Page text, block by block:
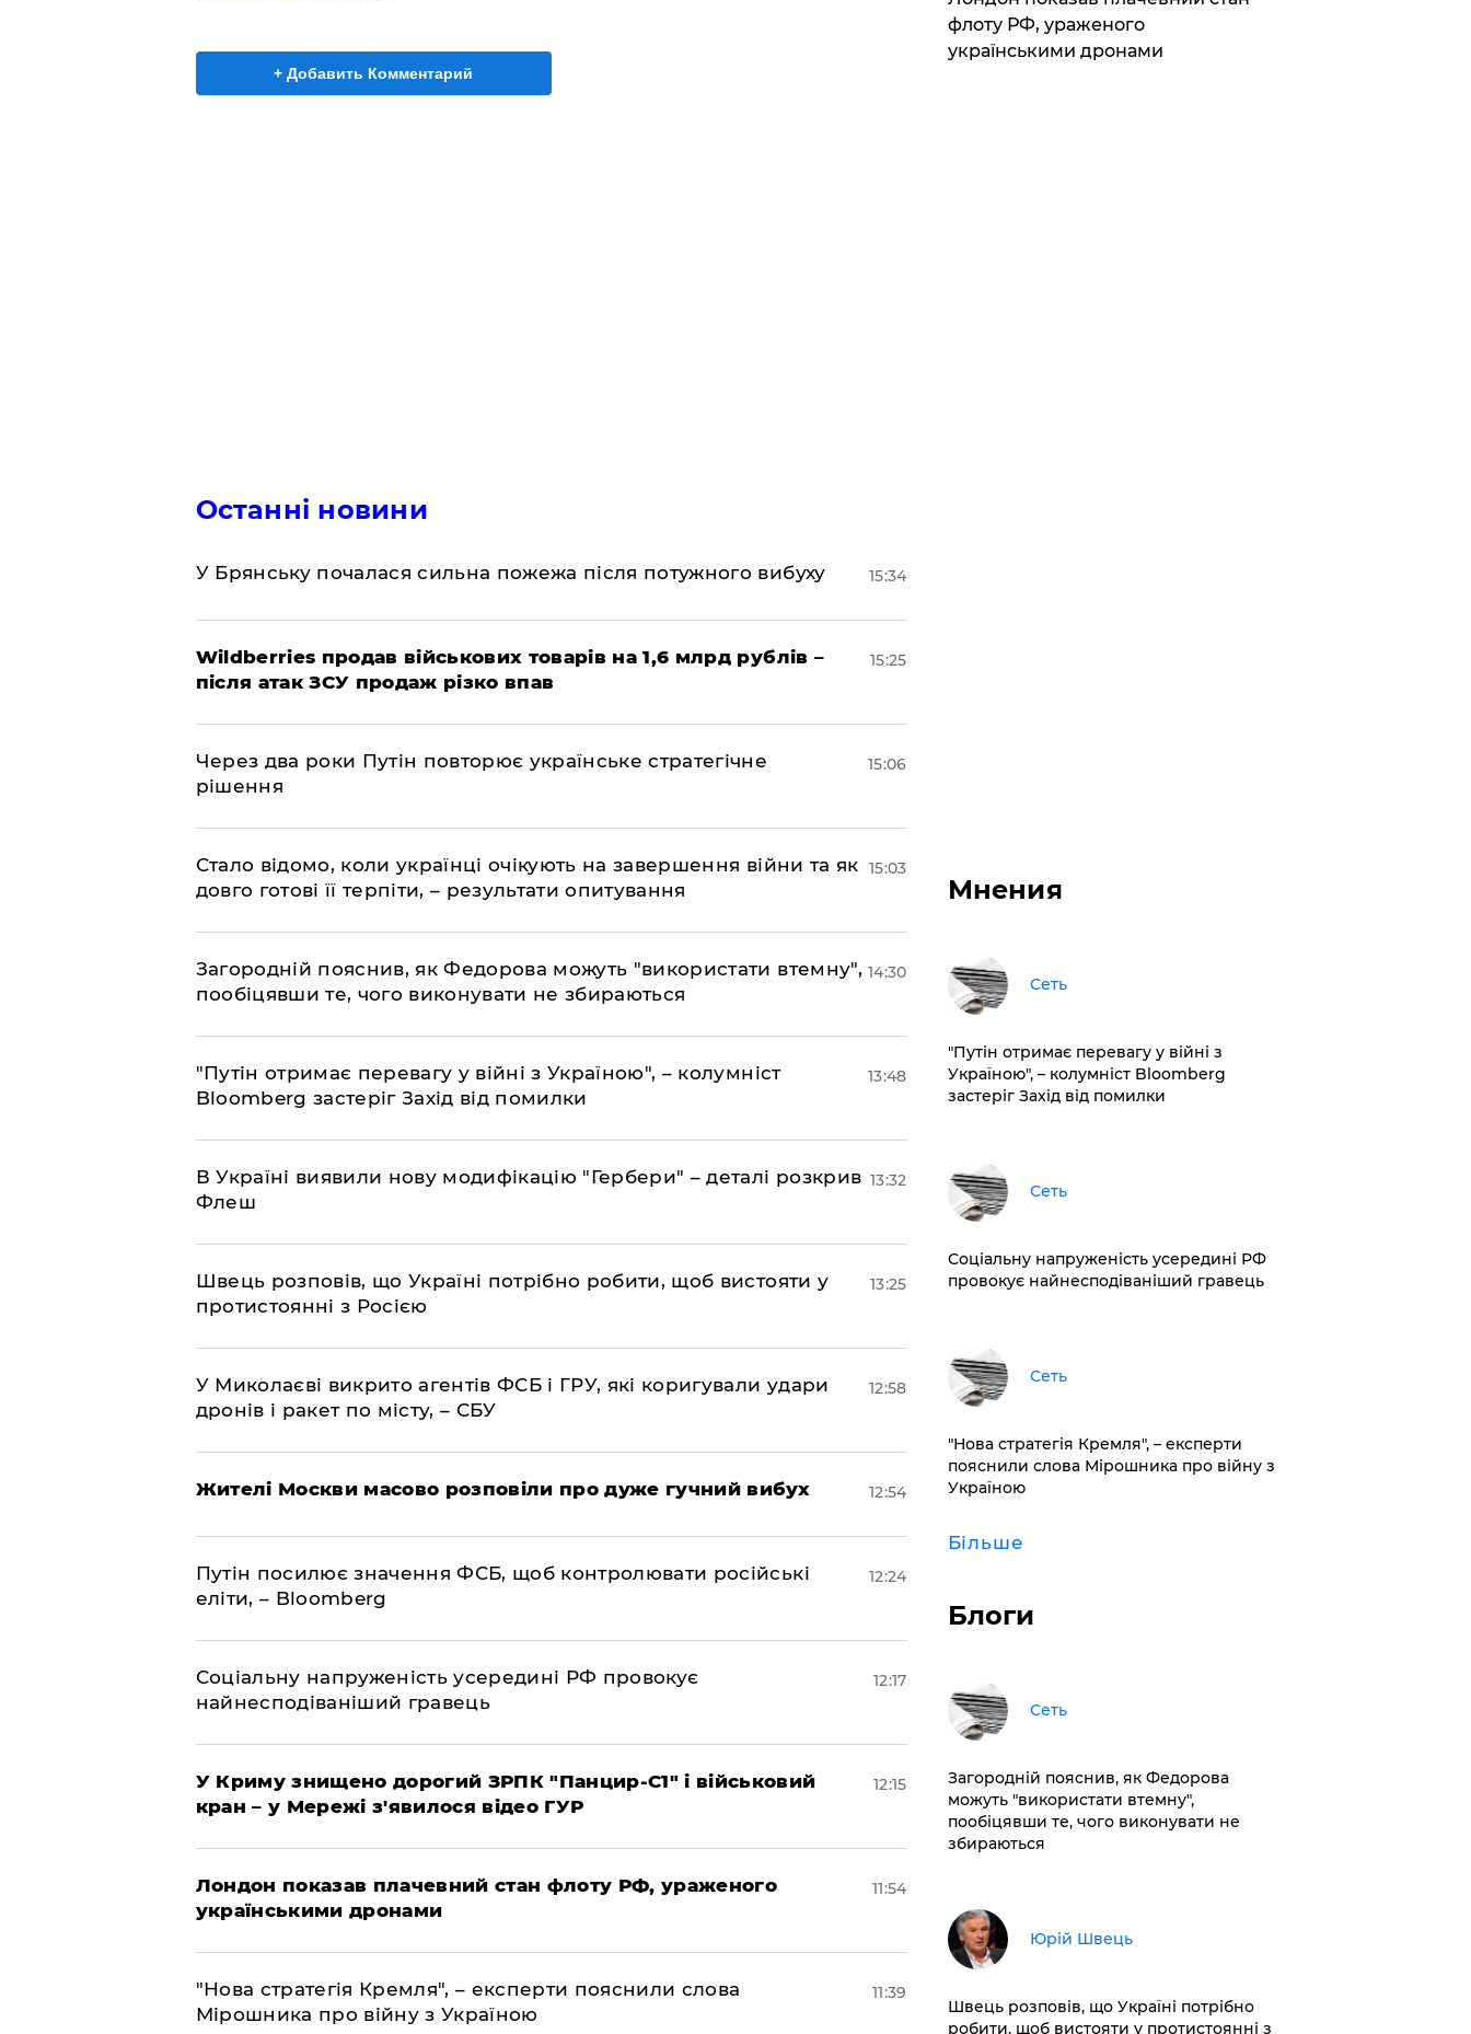
+ Добавить Комментарий
Останні новини
У Брянську почалася сильна пожежа після потужного вибуху 15:34
Wildberries продав військових товарів на 1,6 млрд рублів –
після атак ЗСУ продаж різко впав
15:25
Через два роки Путін повторює українське стратегічне
рішення
15:06
Стало відомо, коли українці очікують на завершення війни та як
довго готові її терпіти, – результати опитування
15:03
Загородній пояснив, як Федорова можуть "використати втемну",
пообіцявши те, чого виконувати не збираються
14:30
"Путін отримає перевагу у війні з Україною", – колумніст
Bloomberg застеріг Захід від помилки
13:48
В Україні виявили нову модифікацію "Гербери" – деталі розкрив
Флеш
13:32
Швець розповів, що Україні потрібно робити, щоб вистояти у
протистоянні з Росією
13:25
У Миколаєві викрито агентів ФСБ і ГРУ, які коригували удари
дронів і ракет по місту, – СБУ
12:58
Жителі Москви масово розповіли про дуже гучний вибух 12:54
Путін посилює значення ФСБ, щоб контролювати російські
еліти, – Bloomberg
12:24
Соціальну напруженість усередині РФ провокує
найнесподіваніший гравець
12:17
У Криму знищено дорогий ЗРПК "Панцир-С1" і військовий
кран – у Мережі з'явилося відео ГУР
12:15
Лондон показав плачевний стан флоту РФ, ураженого
українськими дронами
11:54
"Нова стратегія Кремля", – експерти пояснили слова
Мірошника про війну з Україною
11:39
флоту РФ, ураженого
українськими дронами
Мнения
Сеть
"Путін отримає перевагу у війні з
Україною", – колумніст Bloomberg
застеріг Захід від помилки
Сеть
Соціальну напруженість усередині РФ
провокує найнесподіваніший гравець
Сеть
"Нова стратегія Кремля", – експерти
пояснили слова Мірошника про війну з
Україною
Більше
Блоги
Сеть
Загородній пояснив, як Федорова
можуть "використати втемну",
пообіцявши те, чого виконувати не
збираються
Юрій Швець
Швець розповів, що Україні потрібно
робити, щоб вистояти у протистоянні з